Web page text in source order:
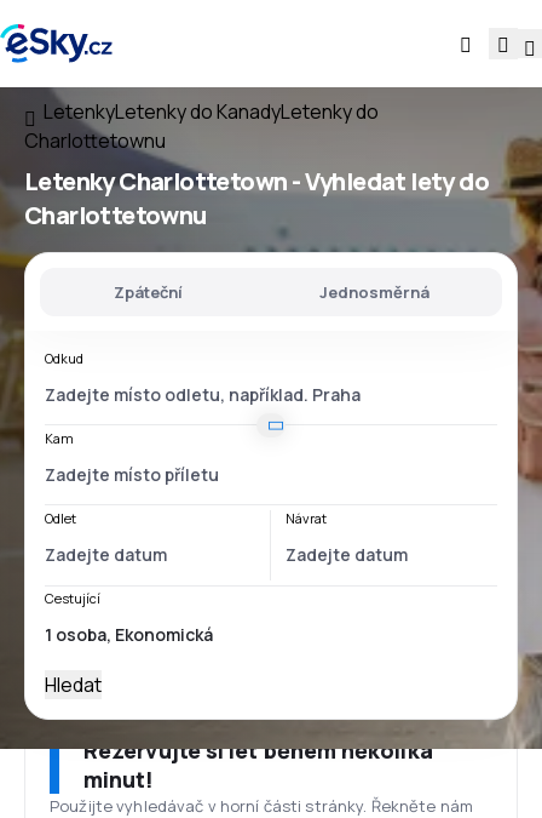
LetenkyLetenky do KanadyLetenky do
Charlottetownu
Letenky Charlottetown - Vyhledat lety do
Charlottetownu
Zpáteční Jednosměrná
Odkud
Kam
Odlet Návrat
Cestující
Hledat
Rezervujte si let během několika
minut!
Použijte vyhledávač v horní části stránky. Řekněte nám